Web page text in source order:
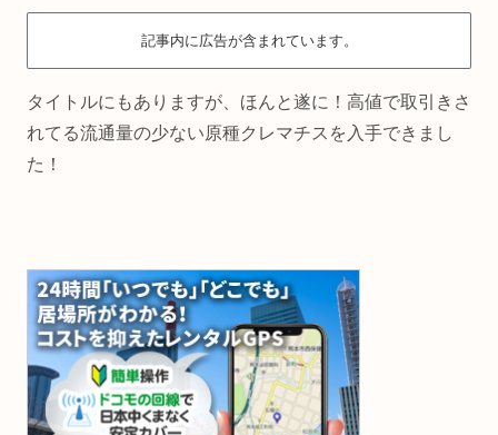
記事内に広告が含まれています。
タイトルにもありますが、ほんと遂に！高値で取引きさ
れてる流通量の少ない原種クレマチスを入手できまし
た！